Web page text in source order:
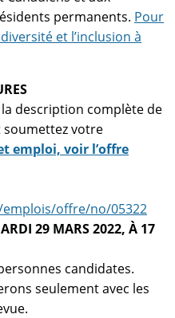
permanents. Pour
et l’inclusion à
description complète de
soumettez votre
emploi, voir l’offre
offre/no/05322
29 MARS 2022, À 17
candidates.
seulement avec les